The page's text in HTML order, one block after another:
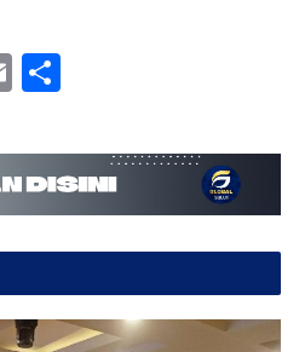
E
ail ar
e